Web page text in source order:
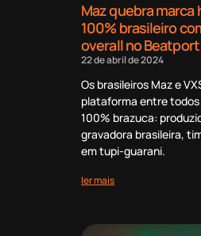
Maz quebra
100% brasileiro
overall no Beatport
22 de abril de 2024
Os brasileiros Maz e
plataforma entre todos
100% brazuca:
gravadora brasileira,
em tupi-guarani.
ler mais